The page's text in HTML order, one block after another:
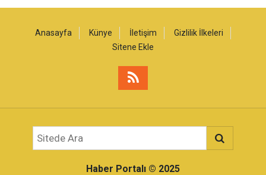
Anasayfa Künye İletişim
Gizlilik İlkeleri
Sitene Ekle
Haber Portalı © 2025